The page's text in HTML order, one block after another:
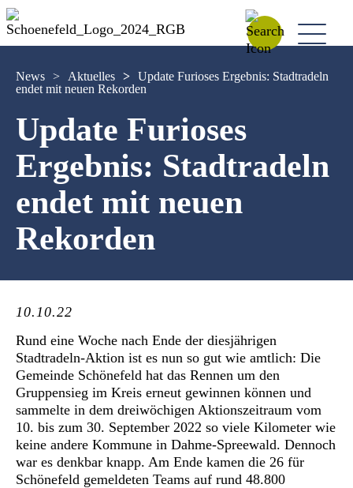
News > Aktuelles > Update Furioses Ergebnis: Stadtradeln
endet mit neuen Rekorden
Update Furioses
Ergebnis: Stadtradeln
endet mit neuen
Rekorden
10.10.22
Rund eine Woche nach Ende der diesjährigen
Stadtradeln-Aktion ist es nun so gut wie amtlich: Die
Gemeinde Schönefeld hat das Rennen um den
Gruppensieg im Kreis erneut gewinnen können und
sammelte in dem dreiwöchigen Aktionszeitraum vom
10. bis zum 30. September 2022 so viele Kilometer wie
keine andere Kommune in Dahme-Spreewald. Dennoch
war es denkbar knapp. Am Ende kamen die 26 für
Schönefeld gemeldeten Teams auf rund 48.800